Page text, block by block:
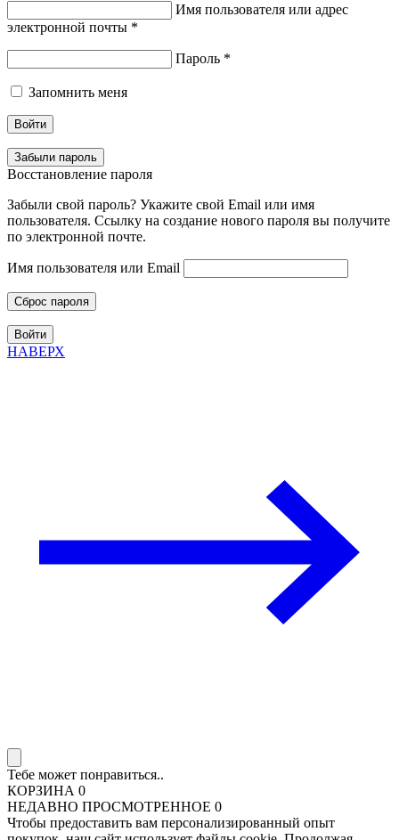
Имя пользователя или адрес
электронной почты *
Пароль *
Запомнить меня
Войти
Забыли пароль
Восстановление пароля
Забыли свой пароль? Укажите свой Email или имя
пользователя. Ссылку на создание нового пароля вы получите
по электронной почте.
Имя пользователя или Email
Сброс пароля
Войти
НАВЕРХ
Тебе может понравиться..
КОРЗИНА 0
НЕДАВНО ПРОСМОТРЕННОЕ 0
Чтобы предоставить вам персонализированный опыт